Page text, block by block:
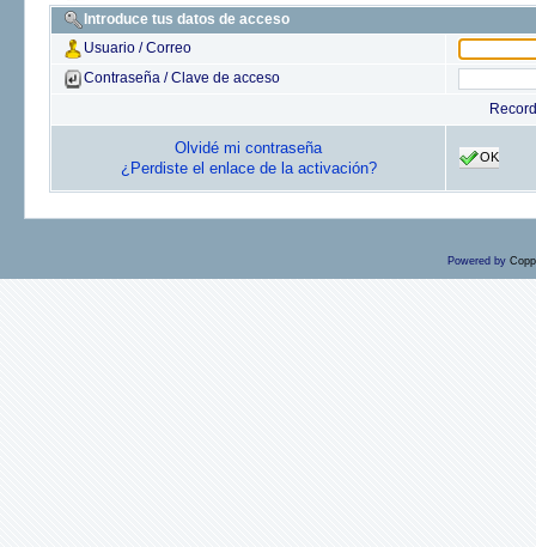
Introduce tus datos de acceso
Usuario / Correo
Contraseña / Clave de acceso
Olvidé mi contraseña
¿Perdiste el enlace de la activación?
OK
Powered by